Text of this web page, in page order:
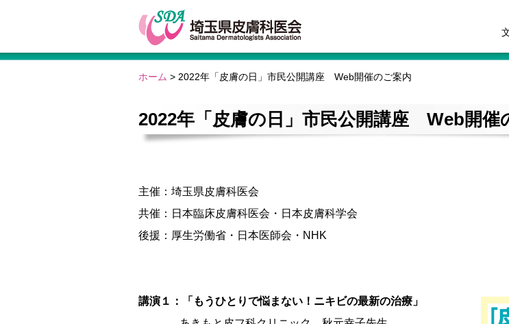
ホーム > 2022年「皮膚の日」市民公開講座 Web開催のご案内
2022年「皮膚の日」市民公開講座 Web開催
主催：埼玉県皮膚科医会
共催：日本臨床皮膚科医会・日本皮膚科学会
後援：厚生労働省・日本医師会・NHK
講演１：「もうひとりで悩まない！ニキビの最新の治療」